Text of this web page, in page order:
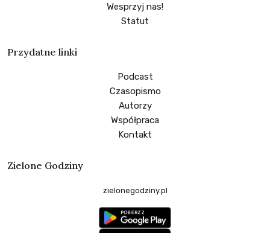
Wesprzyj nas!
Statut
Przydatne linki
Podcast
Czasopismo
Autorzy
Współpraca
Kontakt
Zielone Godziny
zielonegodziny.pl